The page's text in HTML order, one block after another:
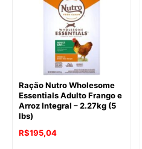
Ração Nutro Wholesome
Essentials Adulto Frango e
Arroz Integral – 2.27kg (5
lbs)
O
R$195,04O